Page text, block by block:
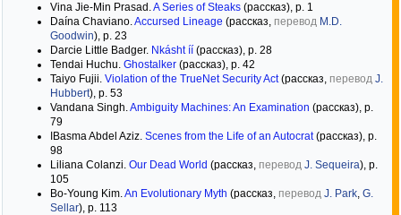
Vina Jie-Min Prasad.A Series of Steaks (рассказ), p. 1
Daína Chaviano.Accursed Lineage (рассказ, перевод M.D.
Goodwin), p. 23
Darcie Little Badger. Nkásht íí (рассказ), p. 28
Tendai Huchu. Ghostalker (рассказ), p. 42
Taiyo Fujii. Violation of the TrueNet Security Act(рассказ, перевод J.
Hubbert), p. 53
Vandana Singh.Ambiguity Machines: An Examination (рассказ), p.
79
اBasma Abdel Aziz. Scenes from the Life of an Autocrat(рассказ), p.
98
Liliana Colanzi. Our Dead World (рассказ, перевод J. Sequeira), p.
105
Bo-Young Kim.An Evolutionary Myth (рассказ, перевод J. Park, G.
Sellar), p. 113